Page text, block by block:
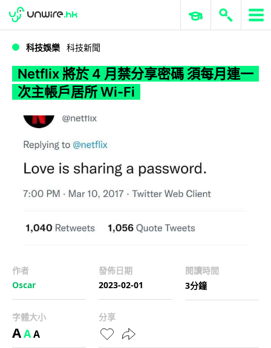
WWDC 2026 ERP 與商業 AI
科技娛樂 科技新聞
Netflix 將於 4 月禁分享密碼 須每月連一
次主帳戶居所 Wi-Fi
作者
Oscar
發佈日期
2023-02-01
閱讀時間
3分鐘
字體大小
AAA
分享